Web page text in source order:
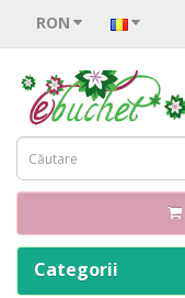
RON
Categorii